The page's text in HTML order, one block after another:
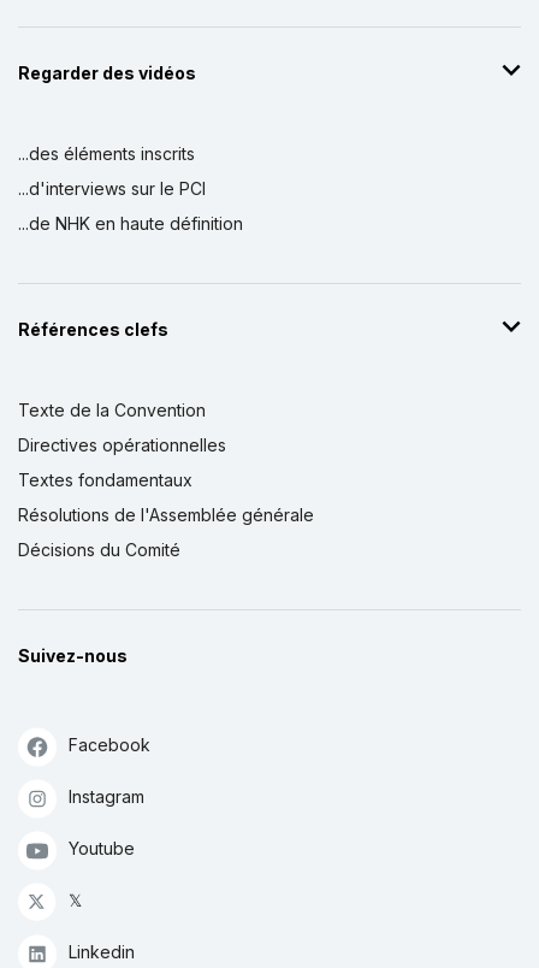
Regarder des vidéos
...des éléments inscrits
...d'interviews sur le PCI
...de NHK en haute définition
Références clefs
Texte de la Convention
Directives opérationnelles
Textes fondamentaux
Résolutions de l'Assemblée générale
Décisions du Comité
Suivez-nous
Facebook
Instagram
Youtube
𝕏
Linkedin